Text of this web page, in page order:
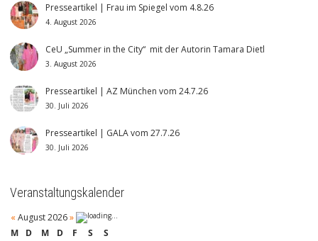
Presseartikel | Frau im Spiegel vom 4.8.26
4. August 2026
CeU „Summer in the City“ mit der Autorin Tamara Dietl
3. August 2026
Presseartikel | AZ München vom 24.7.26
30. Juli 2026
Presseartikel | GALA vom 27.7.26
30. Juli 2026
Veranstaltungskalender
« August 2026»
M
D M D F S
S